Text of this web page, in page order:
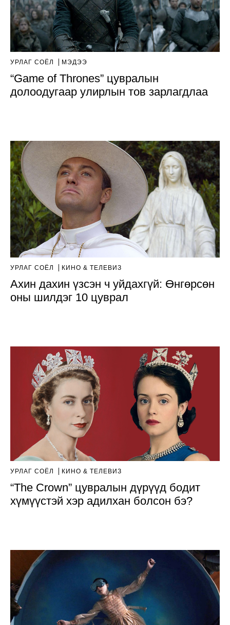
УРЛАГ СОЁЛ МЭДЭЭ
“Game of Thrones” цувралын
долоодугаар улирлын тов зарлагдлаа
УРЛАГ СОЁЛ КИНО & ТЕЛЕВИЗ
Ахин дахин үзсэн ч уйдахгүй: Өнгөрсөн
оны шилдэг 10 цуврал
УРЛАГ СОЁЛ КИНО & ТЕЛЕВИЗ
“The Crown” цувралын дүрүүд бодит
хүмүүстэй хэр адилхан болсон бэ?